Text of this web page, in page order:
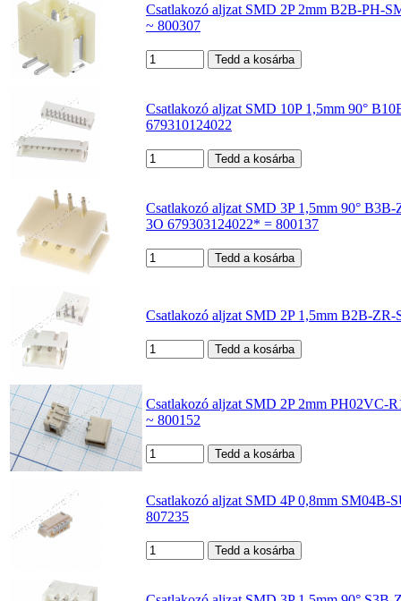
Csatlakozó aljzat SMD 2P 2mm B2B-PH-
~ 800307
Csatlakozó aljzat SMD 10P 1,5mm 90°
679310124022
Csatlakozó aljzat SMD 3P 1,5mm 90°
3O 679303124022* = 800137
Csatlakozó aljzat SMD 2P 1,5mm B2B-
Csatlakozó aljzat SMD 2P 2mm
~ 800152
Csatlakozó aljzat SMD 4P 0,8mm SM04B-
807235